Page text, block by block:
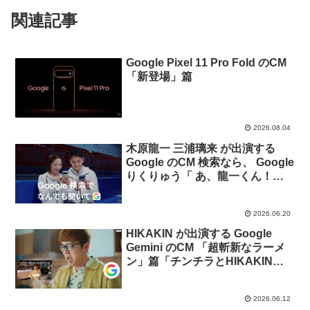
関連記事
Google Pixel 11 Pro Fold のCM
「新登場」篇
2026.08.04
木原龍一 三浦璃来 が出演する
Google のCM 検索なら、 Google
りくりゅう「 あ、龍一くん！え
2026.06.20
HIKAKIN が出演する Google
Gemini のCM 「超斬新なラーメ
ン」篇「チンチラとHIKAKIN」
2026.06.12